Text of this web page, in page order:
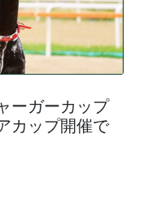
ーガーカップ
カップ開催で